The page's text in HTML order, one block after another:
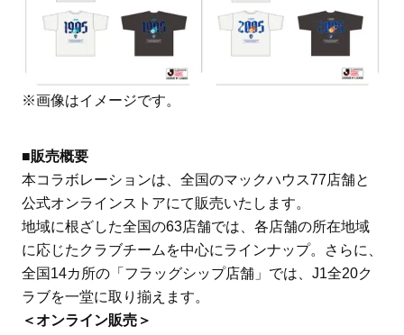
※画像はイメージです。
■販売概要
本コラボレーションは、全国のマックハウス77店舗と
公式オンラインストアにて販売いたします。
地域に根ざした全国の63店舗では、各店舗の所在地域
に応じたクラブチームを中心にラインナップ。さらに、
全国14カ所の「フラッグシップ店舗」では、J1全20ク
ラブを一堂に取り揃えます。
＜オンライン販売＞